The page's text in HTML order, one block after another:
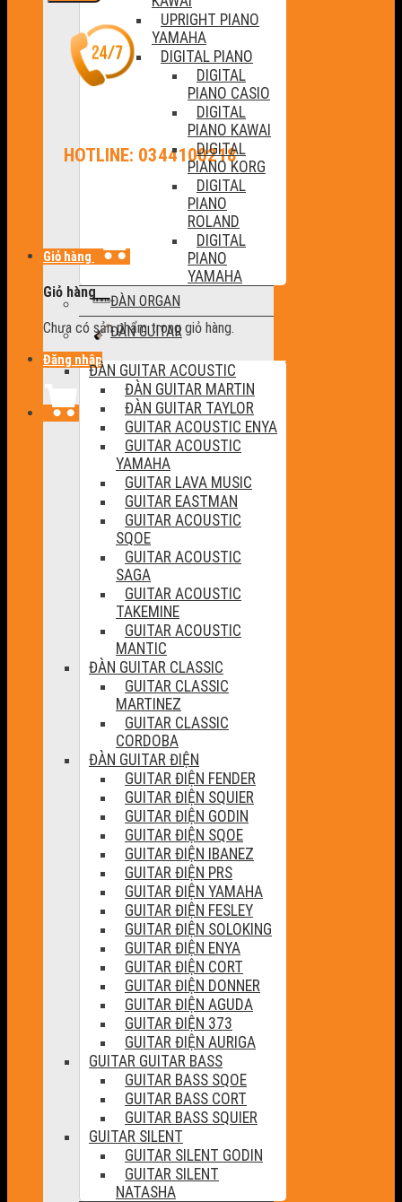
HOTLINE: 0344100218
Giỏ hàng
Giỏ hàng
Chưa có sản phẩm trong giỏ hàng.
Đăng nhập
UPRIGHT PIANO
YAMAHA
DIGITAL PIANO
DIGITAL
PIANO CASIO
DIGITAL
PIANO KAWAI
DIGITAL
PIANO KORG
DIGITAL
PIANO
ROLAND
DIGITAL
PIANO
YAMAHA
ĐÀN ORGAN
ĐÀN GUITAR
ĐÀN GUITAR ACOUSTIC
ĐÀN GUITAR MARTIN
ĐÀN GUITAR TAYLOR
GUITAR ACOUSTIC ENYA
GUITAR ACOUSTIC
YAMAHA
GUITAR LAVA MUSIC
GUITAR EASTMAN
GUITAR ACOUSTIC
SQOE
GUITAR ACOUSTIC
SAGA
GUITAR ACOUSTIC
TAKEMINE
GUITAR ACOUSTIC
MANTIC
ĐÀN GUITAR CLASSIC
GUITAR CLASSIC
MARTINEZ
GUITAR CLASSIC
CORDOBA
ĐÀN GUITAR ĐIỆN
GUITAR ĐIỆN FENDER
GUITAR ĐIỆN SQUIER
GUITAR ĐIỆN GODIN
GUITAR ĐIỆN SQOE
GUITAR ĐIỆN IBANEZ
GUITAR ĐIỆN PRS
GUITAR ĐIỆN YAMAHA
GUITAR ĐIỆN FESLEY
GUITAR ĐIỆN SOLOKING
GUITAR ĐIỆN ENYA
GUITAR ĐIỆN CORT
GUITAR ĐIỆN DONNER
GUITAR ĐIỆN AGUDA
GUITAR ĐIỆN 373
GUITAR ĐIỆN AURIGA
GUITAR GUITAR BASS
GUITAR BASS SQOE
GUITAR BASS CORT
GUITAR BASS SQUIER
GUITAR SILENT
GUITAR SILENT GODIN
GUITAR SILENT
NATASHA